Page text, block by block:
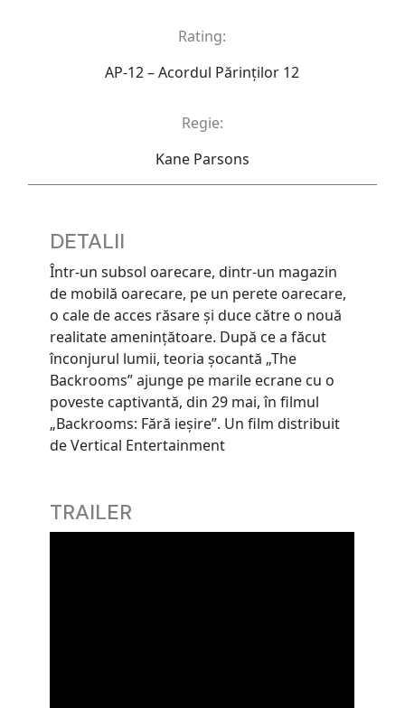
Rating:
AP-12 – Acordul Părinţilor 12
Regie:
Kane Parsons
DETALII
Într-un subsol oarecare, dintr-un magazin
de mobilă oarecare, pe un perete oarecare,
o cale de acces răsare și duce către o nouă
realitate amenințătoare. După ce a făcut
înconjurul lumii, teoria șocantă „The
Backrooms” ajunge pe marile ecrane cu o
poveste captivantă, din 29 mai, în filmul
„Backrooms: Fără ieşire”. Un film distribuit
de Vertical Entertainment
TRAILER